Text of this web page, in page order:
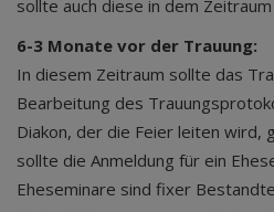
sollte auch diese in dem
6-3 Monate vor der Trauung:
In diesem Zeitraum sollte das
Bearbeitung des
Diakon, der die Feier leiten wird,
sollte die Anmeldung für ein
Eheseminare sind fixer